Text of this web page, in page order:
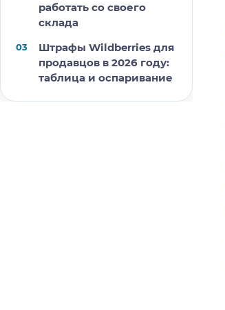
работать со своего
склада
Штрафы Wildberries для
продавцов в 2026 году:
таблица и оспаривание